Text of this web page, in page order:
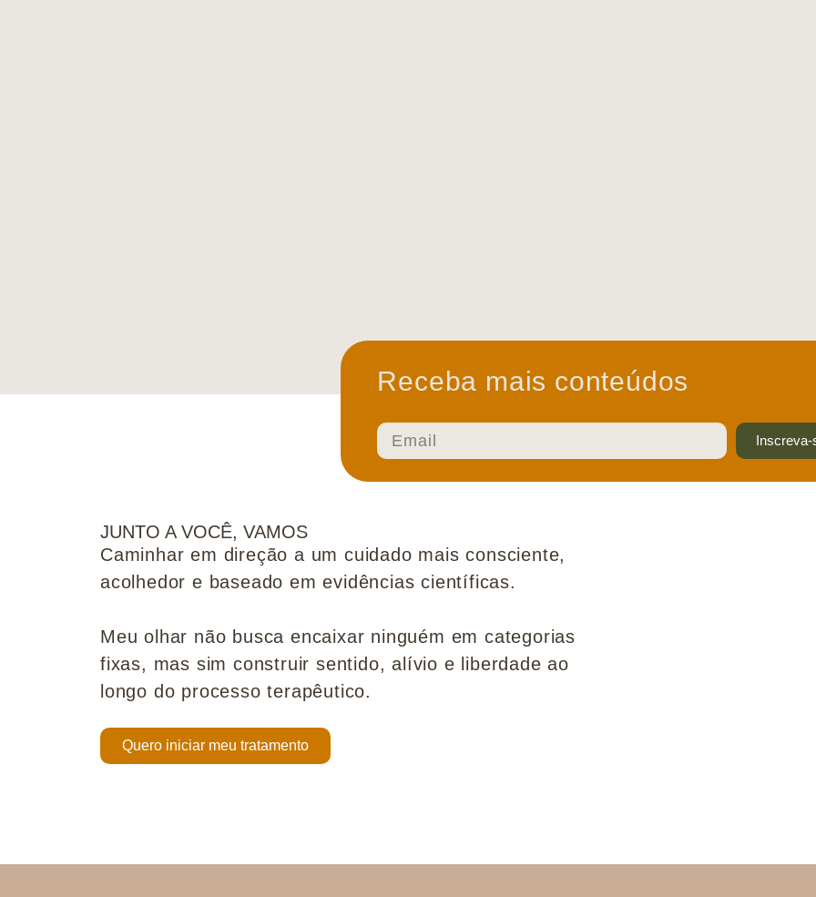
Receba mais conteúdos
Inscreva-
JUNTO A VOCÊ, VAMOS
Caminhar em direção a um cuidado mais consciente,
acolhedor e baseado em evidências científicas.
Meu olhar não busca encaixar ninguém em categorias
fixas, mas sim construir sentido, alívio e liberdade ao
longo do processo terapêutico.
Quero iniciar meu tratamento